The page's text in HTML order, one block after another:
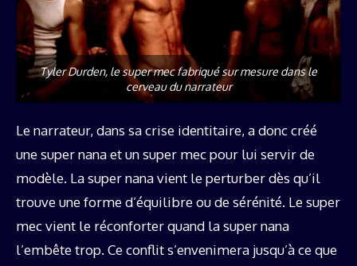
Tyler Durden, le super mec fabriqué sur mesure dans le
cerveau du narrateur
Le narrateur, dans sa crise identitaire, a donc créé
une super nana et un super mec pour lui servir de
modèle. La super nana vient le perturber dès qu’il
trouve une forme d’équilibre ou de sérénité. Le super
mec vient le réconforter quand la super nana
l’embête trop. Ce conflit s’envenimera jusqu’à ce que